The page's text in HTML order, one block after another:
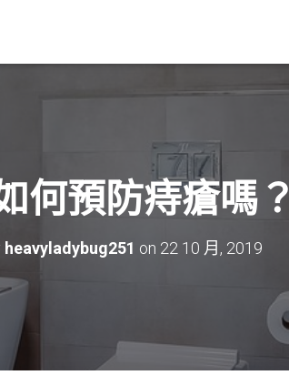
何預防痔瘡嗎？
heavyladybug251 on 22 10 月, 2019